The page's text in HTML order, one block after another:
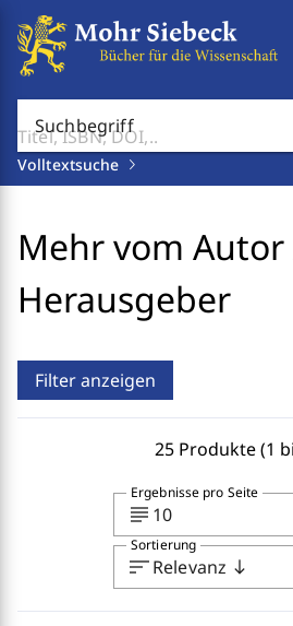
Suchbegriff
Volltextsuche
Mehr vom
Herausgeber
Filter anzeigen
25 Produkte (1
subject 10
Ergebnisse pro Seite
sortRelevanz south
Sortierung